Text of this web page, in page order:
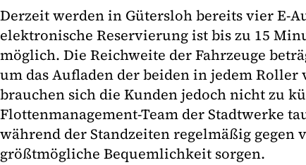
Derzeit werden in Gütersloh bereits vier E-
elektronische Reservierung ist bis zu 15
möglich. Die Reichweite der Fahrzeuge
um das Aufladen der beiden in jedem Roller
brauchen sich die Kunden jedoch nicht zu
Flottenmanagement-Team der Stadtwerke
während der Standzeiten regelmäßig gegen
größtmögliche Bequemlichkeit sorgen.